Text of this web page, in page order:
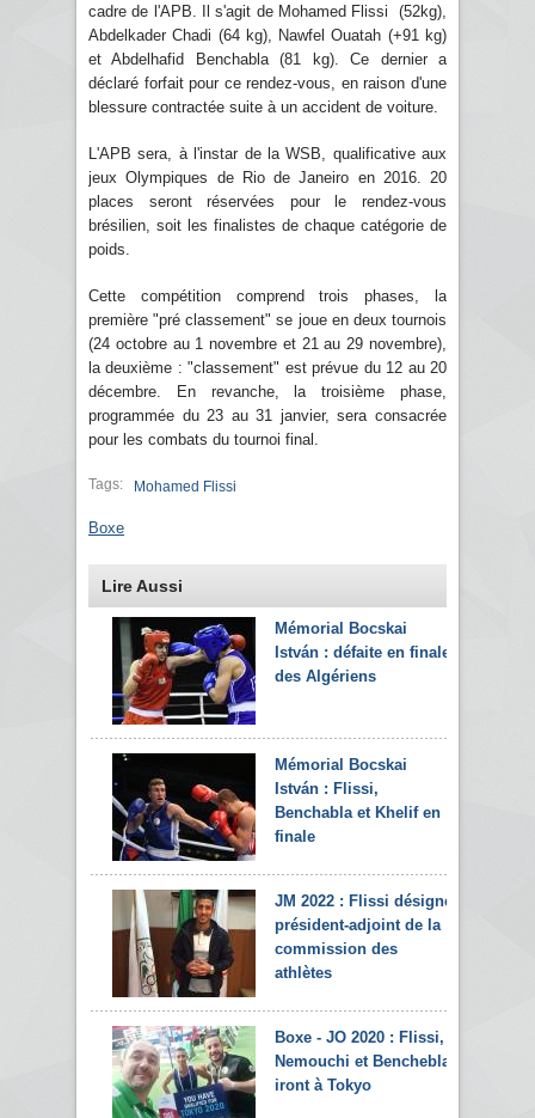
cadre de l'APB. Il s'agit de Mohamed Flissi (52kg),
Abdelkader Chadi (64 kg), Nawfel Ouatah (+91 kg)
et Abdelhafid Benchabla (81 kg). Ce dernier a
déclaré forfait pour ce rendez-vous, en raison d'une
blessure contractée suite à un accident de voiture.
L'APB sera, à l'instar de la WSB, qualificative aux
jeux Olympiques de Rio de Janeiro en 2016. 20
places seront réservées pour le rendez-vous
brésilien, soit les finalistes de chaque catégorie de
poids.
Cette compétition comprend trois phases, la
première "pré classement" se joue en deux tournois
(24 octobre au 1 novembre et 21 au 29 novembre),
la deuxième : "classement" est prévue du 12 au 20
décembre. En revanche, la troisième phase,
programmée du 23 au 31 janvier, sera consacrée
pour les combats du tournoi final.
Tags: Mohamed Flissi
Boxe
Lire Aussi
Mémorial Bocskai
István : défaite en finale
des Algériens
Mémorial Bocskai
István : Flissi,
Benchabla et Khelif en
finale
JM 2022 : Flissi désigné
président-adjoint de la
commission des
athlètes
Boxe - JO 2020 : Flissi,
Nemouchi et Benchebla
iront à Tokyo